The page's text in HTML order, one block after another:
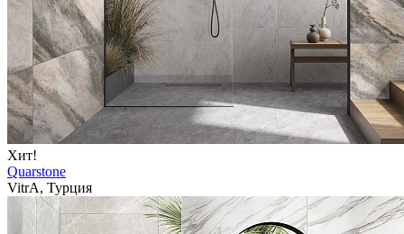
Хит!
Quarstone
VitrA, Турция